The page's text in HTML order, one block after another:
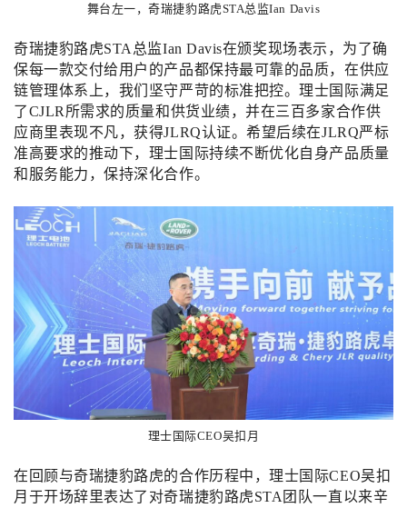
舞台左一，奇瑞捷豹路虎STA总监Ian Davis
奇瑞捷豹路虎STA总监Ian Davis在颁奖现场表示，为了确
保每一款交付给用户的产品都保持最可靠的品质，在供应
链管理体系上，我们坚守严苛的标准把控。理士国际满足
了CJLR所需求的质量和供货业绩，并在三百多家合作供
应商里表现不凡，获得JLRQ认证。希望后续在JLRQ严标
准高要求的推动下，理士国际持续不断优化自身产品质量
和服务能力，保持深化合作。
理士国际CEO吴扣月
在回顾与奇瑞捷豹路虎的合作历程中，理士国际CEO吴扣
月于开场辞里表达了对奇瑞捷豹路虎STA团队一直以来辛